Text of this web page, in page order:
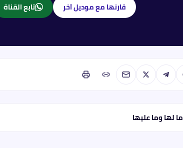
قارنها مع موديل آخر تابع القناة
ما لها وما عليها